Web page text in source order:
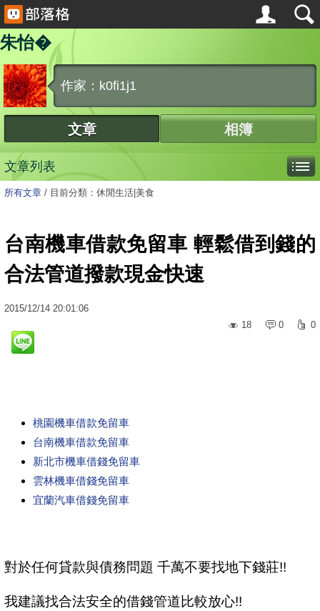
朱怡�
作家：k0fi1j1
文章 相簿
文章列表
所有文章 / 目前分類：休閒生活|美食
台南機車借款免留車 輕鬆借到錢的
合法管道撥款現金快速
2015/12/14 20:01:06
18
0 0
桃園機車借款免留車
台南機車借款免留車
新北市機車借錢免留車
雲林機車借錢免留車
宜蘭汽車借錢免留車
對於任何貸款與債務問題 千萬不要找地下錢莊!!
我建議找合法安全的借錢管道比較放心!!